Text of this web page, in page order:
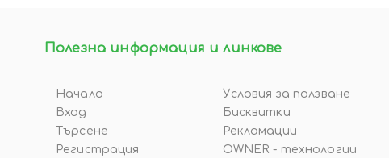
Полезна информация и линкове
Начало
Вход
Търсене
Регистрация
Условия за ползване
Бисквитки
Рекламации
OWNER - технологии